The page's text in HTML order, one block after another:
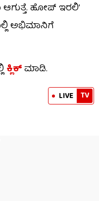
ಆಗುತ್ತೆ. ಹೋಪ್ ಇರಲಿ’
ಅಭಿಮಾನಿಗೆ
ಕ್ಲಿಕ್​ಮಾಡಿ.
LIVE TV